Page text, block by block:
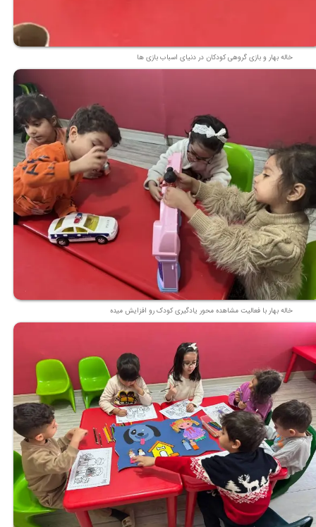
خاله بهار و بازی گروهی کودکان در دنیای اسباب بازی ها
خاله بهار با فعالیت مشاهده محور یادگیری کودک رو افزایش میده